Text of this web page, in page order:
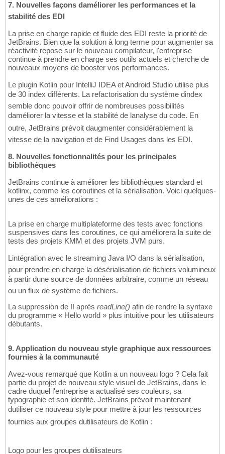
7. Nouvelles façons daméliorer les performances et la
stabilité des EDI
La prise en charge rapide et fluide des EDI reste la priorité de
JetBrains. Bien que la solution à long terme pour augmenter sa
réactivité repose sur le nouveau compilateur, l'entreprise
continue à prendre en charge ses outils actuels et cherche de
nouveaux moyens de booster vos performances.
Le plugin Kotlin pour IntelliJ IDEA et Android Studio utilise plus
de 30 index différents. La refactorisation du système dindex
semble donc pouvoir offrir de nombreuses possibilités
daméliorer la vitesse et la stabilité de lanalyse du code. En
outre, JetBrains prévoit daugmenter considérablement la
vitesse de la navigation et de Find Usages dans les EDI.
8. Nouvelles fonctionnalités pour les principales
bibliothèques
JetBrains continue à améliorer les bibliothèques standard et
kotlinx, comme les coroutines et la sérialisation. Voici quelques-
unes de ces améliorations :
La prise en charge multiplateforme des tests avec fonctions
suspensives dans les coroutines, ce qui améliorera la suite de
tests des projets KMM et des projets JVM purs.
Lintégration avec le streaming Java I/O dans la sérialisation,
pour prendre en charge la désérialisation de fichiers volumineux
à partir dune source de données arbitraire, comme un réseau
ou un flux de système de fichiers.
La suppression de !! après readLine() afin de rendre la syntaxe
du programme « Hello world » plus intuitive pour les utilisateurs
débutants.
9. Application du nouveau style graphique aux ressources
fournies à la communauté
Avez-vous remarqué que Kotlin a un nouveau logo ? Cela fait
partie du projet de nouveau style visuel de JetBrains, dans le
cadre duquel l'entreprise a actualisé ses couleurs, sa
typographie et son identité. JetBrains prévoit maintenant
dutiliser ce nouveau style pour mettre à jour les ressources
fournies aux groupes dutilisateurs de Kotlin :
Logo pour les groupes dutilisateurs